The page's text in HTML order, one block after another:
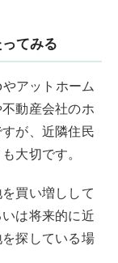
てみる
アットホーム
動産会社のホ
が、近隣住民
大切です。
買い増しして
は将来的に近
探している場